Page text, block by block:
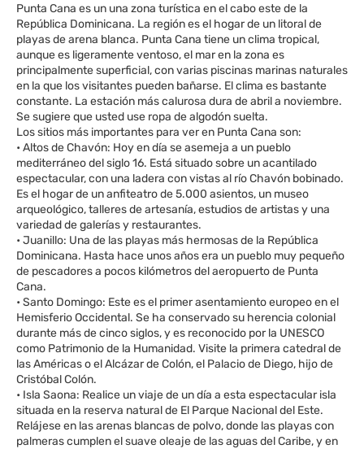
Punta Cana es un una zona turística en el cabo este de la
República Dominicana. La región es el hogar de un litoral de
playas de arena blanca. Punta Cana tiene un clima tropical,
aunque es ligeramente ventoso, el mar en la zona es
principalmente superficial, con varias piscinas marinas naturales
en la que los visitantes pueden bañarse. El clima es bastante
constante. La estación más calurosa dura de abril a noviembre.
Se sugiere que usted use ropa de algodón suelta.
Los sitios más importantes para ver en Punta Cana son:
• Altos de Chavón: Hoy en día se asemeja a un pueblo
mediterráneo del siglo 16. Está situado sobre un acantilado
espectacular, con una ladera con vistas al río Chavón bobinado.
Es el hogar de un anfiteatro de 5.000 asientos, un museo
arqueológico, talleres de artesanía, estudios de artistas y una
variedad de galerías y restaurantes.
• Juanillo: Una de las playas más hermosas de la República
Dominicana. Hasta hace unos años era un pueblo muy pequeño
de pescadores a pocos kilómetros del aeropuerto de Punta
Cana.
• Santo Domingo: Este es el primer asentamiento europeo en el
Hemisferio Occidental. Se ha conservado su herencia colonial
durante más de cinco siglos, y es reconocido por la UNESCO
como Patrimonio de la Humanidad. Visite la primera catedral de
las Américas o el Alcázar de Colón, el Palacio de Diego, hijo de
Cristóbal Colón.
• Isla Saona: Realice un viaje de un día a esta espectacular isla
situada en la reserva natural de El Parque Nacional del Este.
Relájese en las arenas blancas de polvo, donde las playas con
palmeras cumplen el suave oleaje de las aguas del Caribe, y en